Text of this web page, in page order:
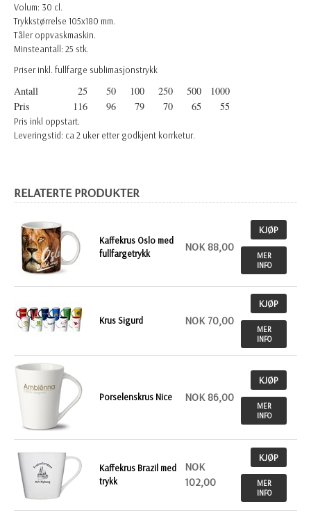
Volum: 30 cl.
Trykkstørrelse 105x180 mm.
Tåler oppvaskmaskin.
Minsteantall: 25 stk.
Priser inkl. fullfarge sublimasjonstrykk
Antall 25 50 100 250 500
1000
Pris
116 96 79 70 65 55
Pris inkl oppstart.
Leveringstid: ca 2 uker etter godkjent korrketur.
RELATERTE PRODUKTER
Kaffekrus Oslo med
fullfargetrykk
NOK 88,00
KJØP
MER
INFO
Krus Sigurd NOK 70,00
KJØP
MER
INFO
Porselenskrus Nice NOK 86,00
KJØP
MER
INFO
Kaffekrus Brazil med
trykk
NOK
102,00
KJØP
MER
INFO